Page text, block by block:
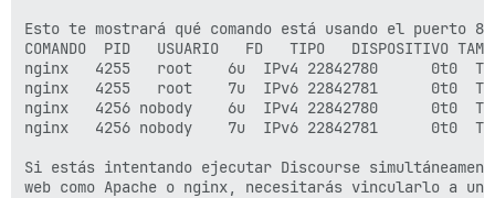
Esto te mostrará qué comando está usando el puerto 80
COMANDO  PID   USUARIO   FD   TIPO   DISPOSITIVO
nginx   4255   root    6u  IPv4 22842780      0t0  TCP
nginx   4255   root    7u  IPv6 22842781      0t0  TCP
nginx   4256 nobody    6u  IPv4 22842780      0t0  TCP
nginx   4256 nobody    7u  IPv6 22842781      0t0  TCP
Si estás intentando ejecutar Discourse
web como Apache o nginx, necesitarás vincularlo a